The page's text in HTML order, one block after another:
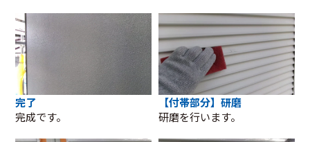
完了
完成です。
【付帯部分】研磨
研磨を行います。